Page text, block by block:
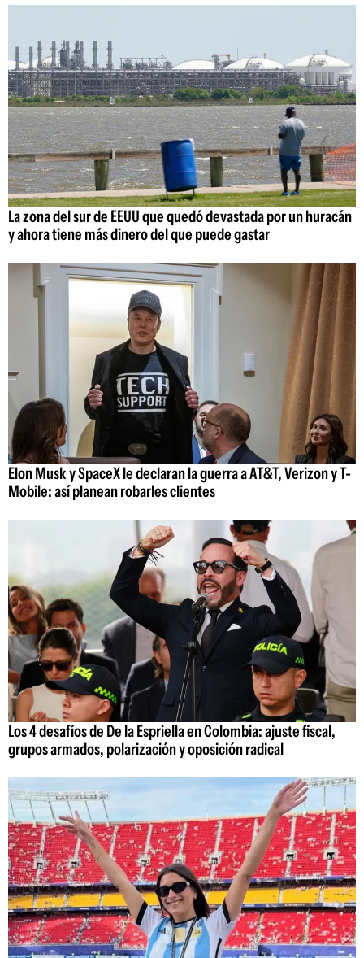
La zona del sur de EEUU que quedó devastada por un huracán
y ahora tiene más dinero del que puede gastar
Elon Musk y SpaceX le declaran la guerra a AT&T, Verizon y T-
Mobile: así planean robarles clientes
Los 4 desafíos de De la Espriella en Colombia: ajuste fiscal,
grupos armados, polarización y oposición radical